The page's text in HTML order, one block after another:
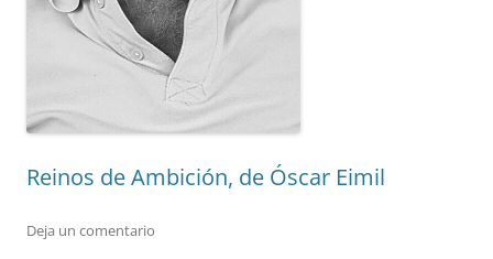
Reinos de Ambición, de Óscar Eimil
Deja un comentario